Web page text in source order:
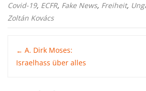
Covid-19, ECFR, Fake News, Freiheit,
Zoltán Kovács
Post
← A. Dirk Moses:
Israelhass über alles